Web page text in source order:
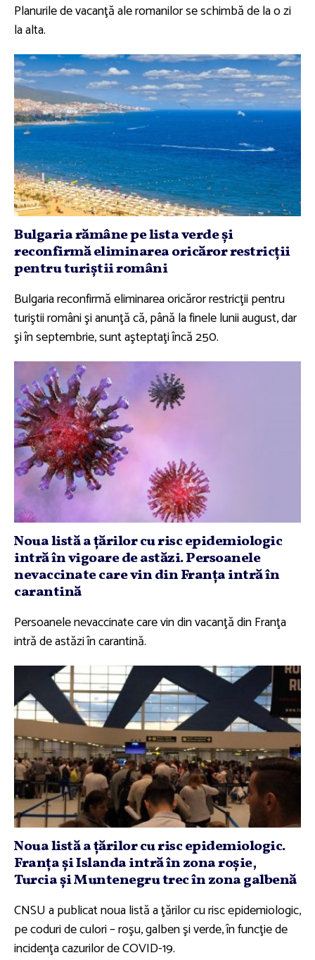
Planurile de vacanţă ale romanilor se schimbă de la o zi
la alta.
Bulgaria rămâne pe lista verde şi
reconfirmă eliminarea oricăror restricţii
pentru turiştii români
Bulgaria reconfirmă eliminarea oricăror restricţii pentru
turiştii români şi anunţă că, până la finele lunii august, dar
şi în septembrie, sunt aşteptaţi încă 250.
Noua listă a ţărilor cu risc epidemiologic
intră în vigoare de astăzi. Persoanele
nevaccinate care vin din Franţa intră în
carantină
Persoanele nevaccinate care vin din vacanţă din Franţa
intră de astăzi în carantină.
Noua listă a ţărilor cu risc epidemiologic.
Franţa şi Islanda intră în zona roşie,
Turcia şi Muntenegru trec în zona galbenă
CNSU a publicat noua listă a ţărilor cu risc epidemiologic,
pe coduri de culori – roşu, galben şi verde, în funcţie de
incidenţa cazurilor de COVID-19.